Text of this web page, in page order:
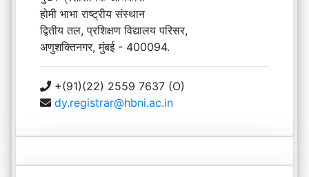
होमी भाभा राष्ट्रीय संस्थान
द्वितीय तल, प्रशिक्षण विद्यालय परिसर,
अणुशक्तिनगर, मुंबई - 400094.
+(91)(22) 2559 7637 (O)
dy.registrar@hbni.ac.in